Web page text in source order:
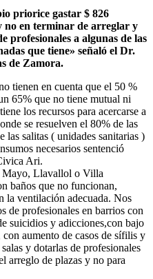
priorice gastar $ 826
no en terminar de arreglar y
profesionales a algunas de las
que tiene» señaló el Dr.
de Zamora.
tienen en cuenta que el 50 %
65% que no tiene mutual ni
los recursos para acercarse a
se resuelven el 80% de las
las salitas ( unidades sanitarias )
necesarios sentenció
Ari.
Mayo, Llavallol o Villa
baños que no funcionan,
la ventilación adecuada. Nos
de profesionales en barrios con
suicidios y adicciones,con bajo
aumento de casos de sífilis y
y dotarlas de profesionales
arreglo de plazas y no para